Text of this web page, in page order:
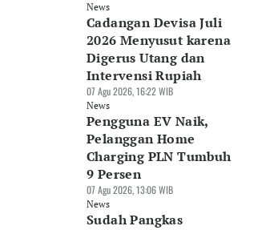
Pasar Alas Kaki RI
Berpotensi Rp290
Triliun, Industri
Minta Deregulasi
07 Agu 2026, 10:41 WIB
DJP Tunda
Pemungutan PPh E-
Commerce, Pajak
Dipotong
07 Agu 2026, 07:58 WIB
News
News
Cadangan Devisa Juli
2026 Menyusut karena
Digerus Utang dan
Intervensi Rupiah
07 Agu 2026, 16:22 WIB
News
Pengguna EV Naik,
Pelanggan Home
Charging PLN Tumbuh
9 Persen
07 Agu 2026, 13:06 WIB
News
Sudah Pangkas